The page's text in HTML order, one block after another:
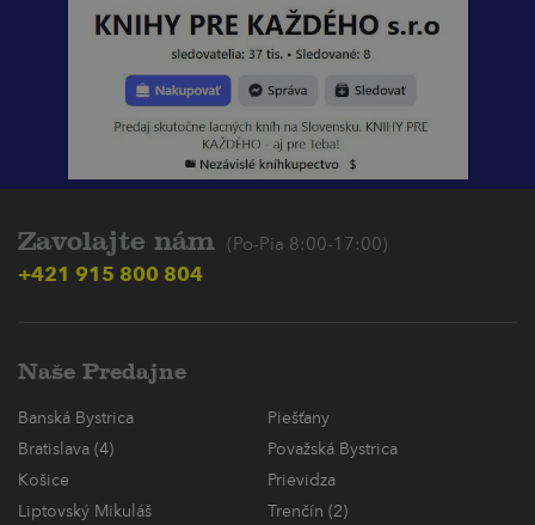
Zavolajte nám (Po-Pia 8:00-17:00)
+421 915 800 804
Naše Predajne
Banská Bystrica
Piešťany
Bratislava (4)
Považská Bystrica
Košice
Prievidza
Liptovský Mikuláš
Trenčín (2)